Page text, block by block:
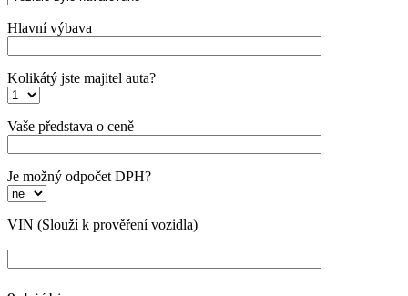
Hlavní výbava
Kolikátý jste majitel auta?
Vaše představa o ceně
Je možný odpočet DPH?
VIN (Slouží k prověření vozidla)